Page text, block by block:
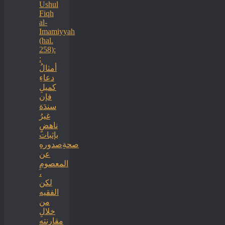
Ushul
Fiqh
al-
Imamiyyah
(hal.
258):
:
أمثالُ
دعاءِ
كميلِ
فإن
سندَهَ
غيرُ
ناهضٍ
بإثبات
صحةِصدورهِ
عن
المعصومِ
،
لكن
الفقيه
من
خلالِ
مقارنته